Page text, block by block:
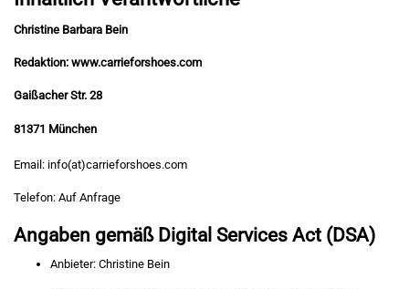
Christine Barbara Bein
Redaktion: www.carrieforshoes.com
Gaißacher Str. 28
81371 München
Email: info(at)carrieforshoes.com
Telefon: Auf Anfrage
Angaben gemäß Digital Services Act (DSA)
Anbieter: Christine Bein